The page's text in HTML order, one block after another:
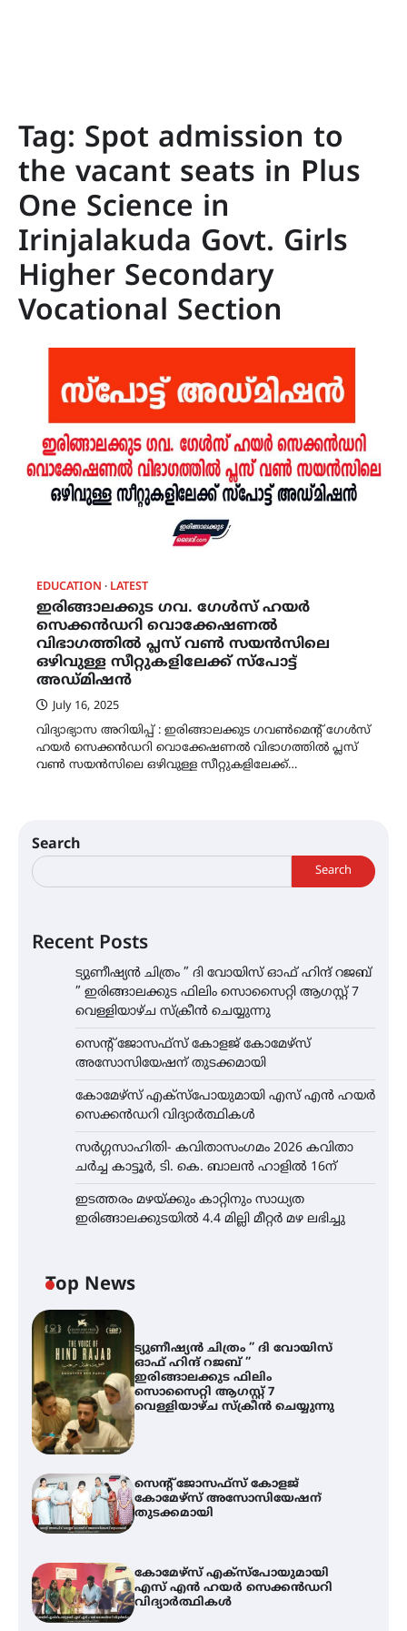
Tag: Spot admission to
the vacant seats in Plus
One Science in
Irinjalakuda Govt. Girls
Higher Secondary
Vocational Section
EDUCATION LATEST
ഇരിങ്ങാലക്കുട ഗവ. ഗേൾസ് ഹയർ
സെക്കൻഡറി വൊക്കേഷണൽ
വിഭാഗത്തിൽ പ്ലസ് വൺ സയൻസിലെ
ഒഴിവുള്ള സീറ്റുകളിലേക്ക് സ്പോട്ട്
അഡ്മിഷൻ
July 16, 2025
വിദ്യാഭ്യാസ അറിയിപ്പ് : ഇരിങ്ങാലക്കുട ഗവൺമെന്റ് ഗേൾസ്
ഹയർ സെക്കൻഡറി വൊക്കേഷണൽ വിഭാഗത്തിൽ പ്ലസ്
വൺ സയൻസിലെ ഒഴിവുള്ള സീറ്റുകളിലേക്ക്…
Search
Search
Recent Posts
ട്യുണീഷ്യൻ ചിത്രം ” ദി വോയിസ് ഓഫ് ഹിന്ദ് റജബ്
” ഇരിങ്ങാലക്കുട ഫിലിം സൊസൈറ്റി ആഗസ്റ്റ് 7
വെള്ളിയാഴ്ച സ്‌ക്രീൻ ചെയ്യുന്നു
സെന്റ് ജോസഫ്സ് കോളജ് കോമേഴ്‌സ്
അസോസിയേഷന് തുടക്കമായി
കോമേഴ്സ് എക്സ്പോയുമായി എസ് എൻ ഹയർ
സെക്കൻഡറി വിദ്യാർത്ഥികൾ
സർഗ്ഗസാഹിതി- കവിതാസംഗമം 2026 കവിതാ
ചർച്ച കാട്ടൂർ, ടി. കെ. ബാലൻ ഹാളിൽ 16ന്
ഇടത്തരം മഴയ്ക്കും കാറ്റിനും സാധ്യത
ഇരിങ്ങാലക്കുടയിൽ 4.4 മില്ലി മീറ്റർ മഴ ലഭിച്ചു
Top News
ട്യുണീഷ്യൻ ചിത്രം ” ദി വോയിസ്
ഓഫ് ഹിന്ദ് റജബ് ”
ഇരിങ്ങാലക്കുട ഫിലിം
സൊസൈറ്റി ആഗസ്റ്റ് 7
വെള്ളിയാഴ്ച സ്‌ക്രീൻ ചെയ്യുന്നു
സെന്റ് ജോസഫ്സ് കോളജ്
കോമേഴ്‌സ് അസോസിയേഷന്
തുടക്കമായി
കോമേഴ്സ് എക്സ്പോയുമായി
എസ് എൻ ഹയർ സെക്കൻഡറി
വിദ്യാർത്ഥികൾ